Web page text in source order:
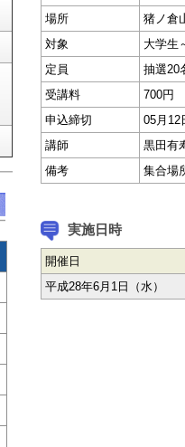
場所
猪ノ倉
対象
大学生
定員
抽選20
受講料
700円
申込締切
05月12
講師
黒田有
備考
集合場
実施日時
開催日
平成28年6月1日（水）